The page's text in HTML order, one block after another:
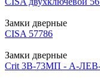
Замки дверные
CISA 57786
Замки дверные
Crit 3В-73МП - А-